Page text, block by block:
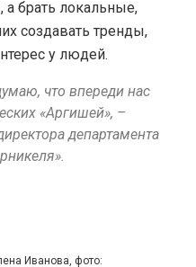
а брать локальные,
создавать тренды,
у людей.
что впереди нас
«Аргишей», –
департамента
Иванова, фото: